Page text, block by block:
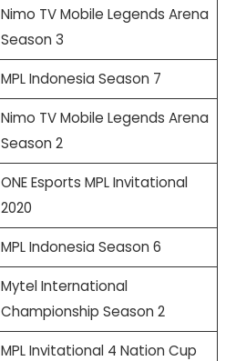
Nimo TV Mobile Legends Arena
Season 3
MPL Indonesia Season 7
Nimo TV Mobile Legends Arena
Season 2
ONE Esports MPL Invitational
2020
MPL Indonesia Season 6
Mytel International
Championship Season 2
MPL Invitational 4 Nation Cup